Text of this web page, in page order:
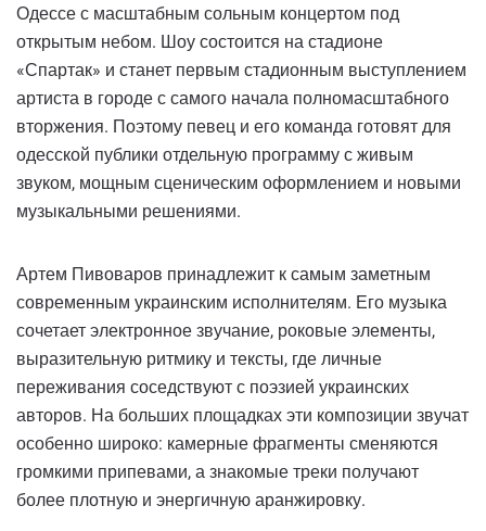
Одессе с масштабным сольным концертом под
открытым небом. Шоу состоится на стадионе
«Спартак» и станет первым стадионным выступлением
артиста в городе с самого начала полномасштабного
вторжения. Поэтому певец и его команда готовят для
одесской публики отдельную программу с живым
звуком, мощным сценическим оформлением и новыми
музыкальными решениями.
Артем Пивоваров принадлежит к самым заметным
современным украинским исполнителям. Его музыка
сочетает электронное звучание, роковые элементы,
выразительную ритмику и тексты, где личные
переживания соседствуют с поэзией украинских
авторов. На больших площадках эти композиции звучат
особенно широко: камерные фрагменты сменяются
громкими припевами, а знакомые треки получают
более плотную и энергичную аранжировку.